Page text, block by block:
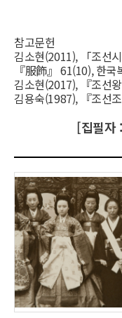
참고문헌
김소현(2011), 「조선
『服飾』 61(10), 한국
김소현(2017), 『조선
김용숙(1987), 『조선
[집필자